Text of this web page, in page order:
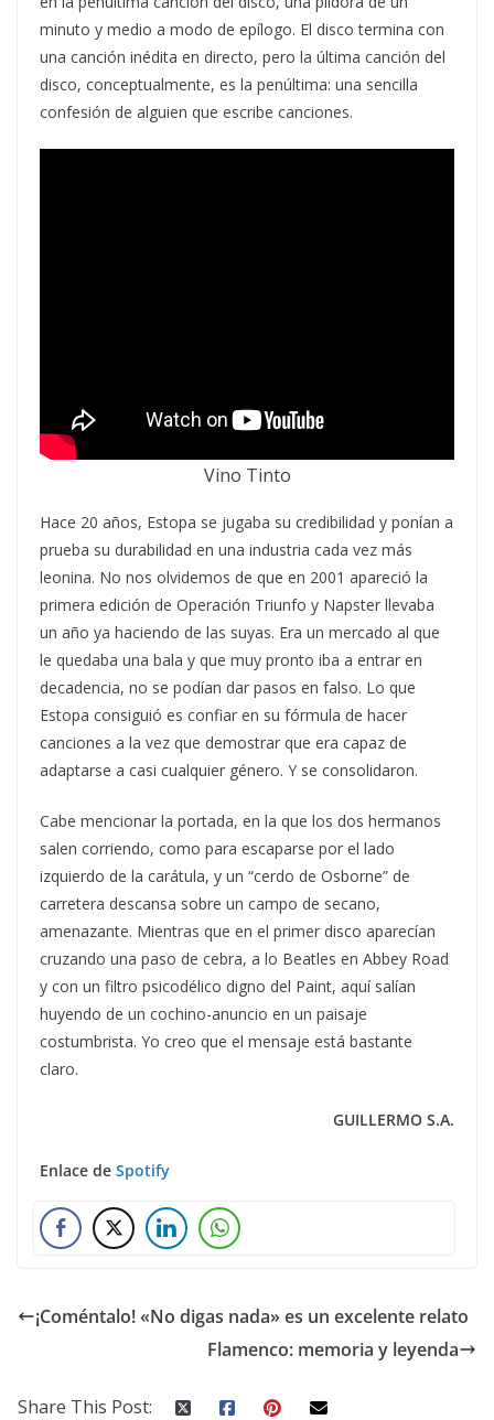
minuto y medio a modo de epílogo. El disco termina con
una canción inédita en directo, pero la última canción del
disco, conceptualmente, es la penúltima: una sencilla
confesión de alguien que escribe canciones.
Vino Tinto
Hace 20 años, Estopa se jugaba su credibilidad y ponían a
prueba su durabilidad en una industria cada vez más
leonina. No nos olvidemos de que en 2001 apareció la
primera edición de Operación Triunfo y Napster llevaba
un año ya haciendo de las suyas. Era un mercado al que
le quedaba una bala y que muy pronto iba a entrar en
decadencia, no se podían dar pasos en falso. Lo que
Estopa consiguió es confiar en su fórmula de hacer
canciones a la vez que demostrar que era capaz de
adaptarse a casi cualquier género. Y se consolidaron.
Cabe mencionar la portada, en la que los dos hermanos
salen corriendo, como para escaparse por el lado
izquierdo de la carátula, y un “cerdo de Osborne” de
carretera descansa sobre un campo de secano,
amenazante. Mientras que en el primer disco aparecían
cruzando una paso de cebra, a lo Beatles en Abbey Road
y con un filtro psicodélico digno del Paint, aquí salían
huyendo de un cochino-anuncio en un paisaje
costumbrista. Yo creo que el mensaje está bastante
claro.
GUILLERMO S.A.
Enlace de Spotify
¡Coméntalo! «No digas nada» es un excelente relato
Flamenco: memoria y leyenda
Share This Post: